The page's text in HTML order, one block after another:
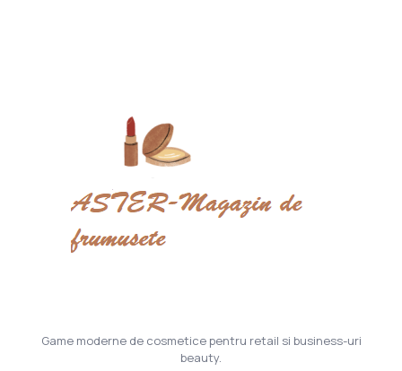
Game moderne de cosmetice pentru retail si business-uri
beauty.